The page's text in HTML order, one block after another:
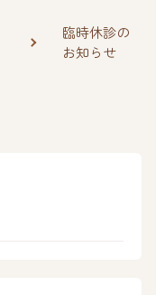
臨時休診の
お知らせ